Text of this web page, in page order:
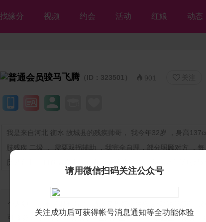
找缘分 视频 约会 活动 红娘 动态
骏马飞腾 （ID：323501）  901  关注
我是来自河北 衡水 故城县的残疾帅哥， 我今年32岁 ，身高
肢残疾 二级 ， 需要双拐辅助 ，我完全自理，部分照顾对方 ，
历是高中 ，目前做自由职业者 ，家里农村自建房 ，期望随时结婚
个人独白：
不吸烟不喝酒，无不良嗜好。性格温和情绪稳定。父
可接受上门，不打算要孩子。生活完全自理，可承担全部家务，
请用微信扫码关注公众号
关注成功后可获得帐号消息通知等全功能体验